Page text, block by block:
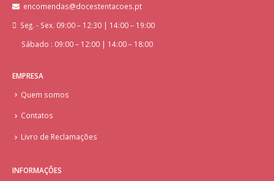
encomendas@docestentacoes.pt
Seg. - Sex. 09:00 – 12:30 | 14:00 – 19:00
Sábado : 09:00 – 12:00 | 14:00 – 18:00
EMPRESA
Quem somos
Contatos
Livro de Reclamações
INFORMAÇÕES